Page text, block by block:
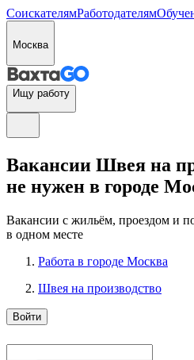
СоискателямРаботодателям
Москва
Ищу работу
Вакансии Швея на
не нужен в городе
Вакансии с жильём, проездом и
в одном месте
Работа в городе Москва
Швея на производство
Войти